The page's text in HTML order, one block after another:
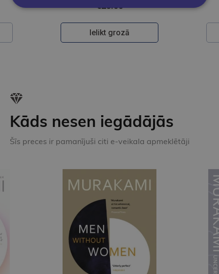
€23.00
Ielikt grozā
Kāds nesen iegādājās
Šīs preces ir pamanījuši citi e-veikala apmeklētāji